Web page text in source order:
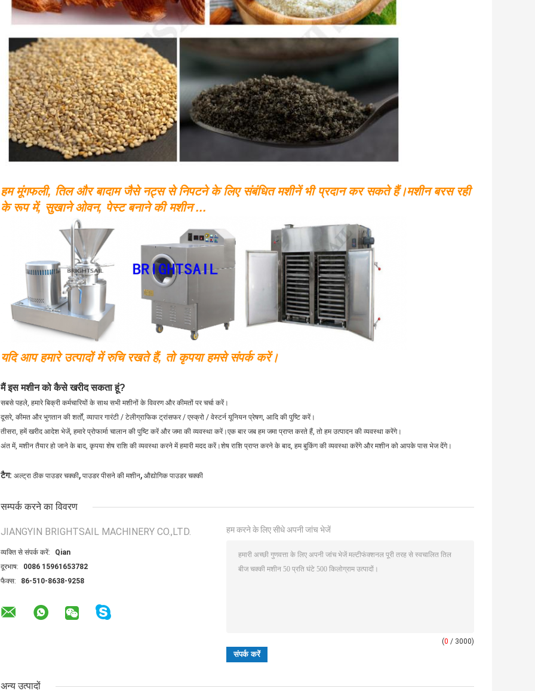
हम मूंगफली, तिल और बादाम जैसे नट्स से निपटने के लिए संबंधित मशीनें भी प्रदान कर सकते हैं।मशीन बरस रही
के रूप में, सुखाने ओवन, पेस्ट बनाने की मशीन ...
यदि आप हमारे उत्पादों में रुचि रखते हैं, तो कृपया हमसे संपर्क करें।
मैं इस मशीन को कैसे खरीद सकता हूं?
सबसे पहले, हमारे बिक्री कर्मचारियों के साथ सभी मशीनों के विवरण और कीमतों पर चर्चा करें।
दूसरे, कीमत और भुगतान की शर्तों, व्यापार गारंटी / टेलीग्राफिक ट्रांसफर / एस्क्रो / वेस्टर्न यूनियन प्रेषण, आदि की पुष्टि करें।
तीसरा, हमें खरीद आदेश भेजें, हमारे प्रोफार्मा चालान की पुष्टि करें और जमा की व्यवस्था करें।एक बार जब हम जमा प्राप्त करते हैं, तो हम उत्पादन की व्यवस्था करेंगे।
अंत में, मशीन तैयार हो जाने के बाद, कृपया शेष राशि की व्यवस्था करने में हमारी मदद करें।शेष राशि प्राप्त करने के बाद, हम बुकिंग की व्यवस्था करेंगे और मशीन को आपके पास भेज देंगे।
टैग: अल्ट्रा ठीक पाउडर चक्की, पाउडर पीसने की मशीन, औद्योगिक पाउडर चक्की
सम्पर्क करने का विवरण
JIANGYIN BRIGHTSAIL MACHINERY CO.,LTD.
व्यक्ति से संपर्क करें:
Qian
दूरभाष:
0086 15961653782
फैक्स:
86-510-8638-9258
हम करने के लिए सीधे अपनी जांच भेजें
(0 / 3000)
अन्य उत्पादों